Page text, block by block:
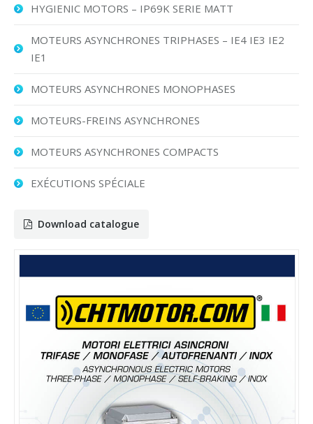
HYGIENIC MOTORS – IP69K SERIE MATT
MOTEURS ASYNCHRONES TRIPHASES – IE4 IE3 IE2
IE1
MOTEURS ASYNCHRONES MONOPHASES
MOTEURS-FREINS ASYNCHRONES
MOTEURS ASYNCHRONES COMPACTS
EXÉCUTIONS SPÉCIALE
Download catalogue